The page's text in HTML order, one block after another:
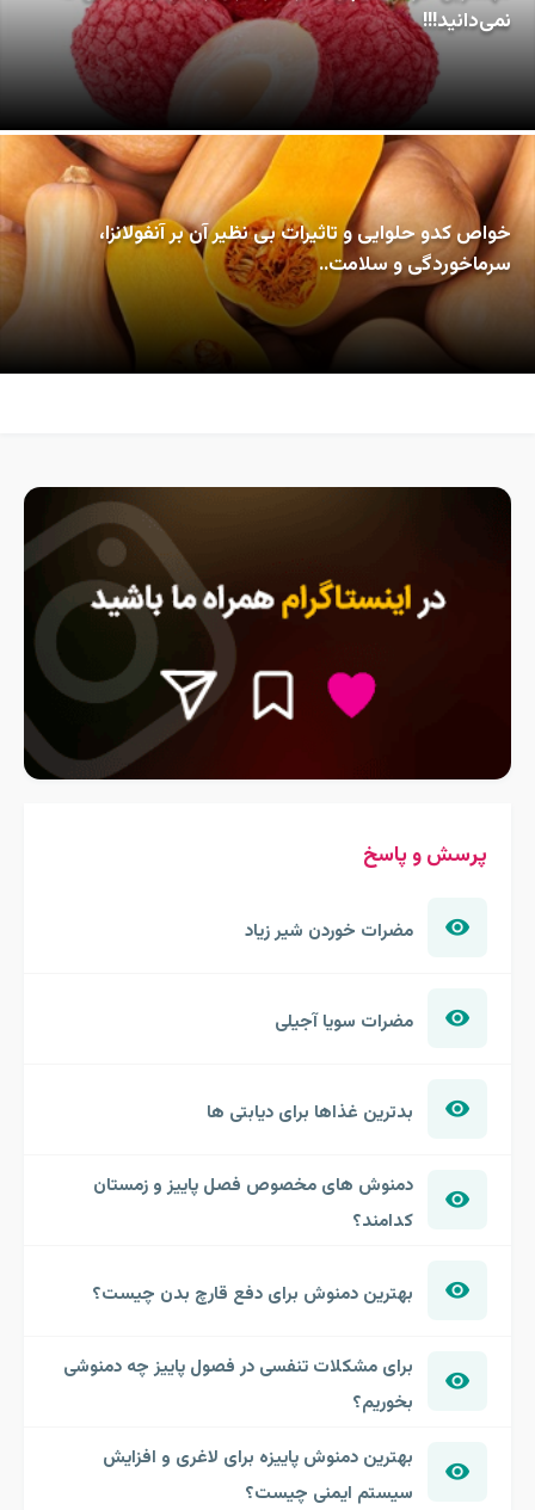
نمی‌دانید!!!
خواص کدو حلوایی و تاثیرات بی نظیر آن بر آنفولانزا،
سرماخوردگی و سلامت..
پرسش و پاسخ
مضرات خوردن شیر زیاد
مضرات سویا آجیلی
بدترین غذاها برای دیابتی ها
دمنوش های مخصوص فصل پاییز و زمستان
کدامند؟
بهترین دمنوش برای دفع قارچ بدن چیست؟
برای مشکلات تنفسی در فصول پاییز چه دمنوشی
بخوریم؟
بهترین دمنوش پاییزه برای لاغری و افزایش
سیستم ایمنی چیست؟